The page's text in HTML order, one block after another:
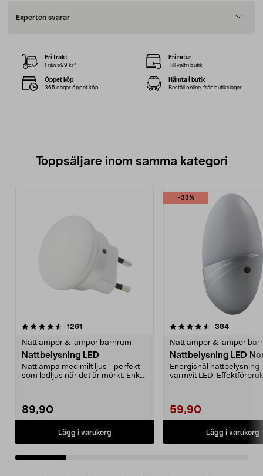
Experten svarar
Fri frakt
Från 599 kr*
Fri retur
Till valfri butik
Öppet köp
365 dagar öppet köp
Hämta i butik
Beställ online, från butikslager
Toppsäljare inom samma kategori
1261
Nattlampor & lampor barnrum
Nattbelysning LED
Nattlampa med milt ljus - perfekt
som ledljus när det är mörkt. Enkel
89,90
Lägg i varukorg
-33%
4.5 av 5 stjärnor 384
Nattlampor & lampor
Nattbelysning LED
Energisnål nattbelysning
varmvit LED.
59,90
Lägg i varukorg
4.0 av 5 stjärnor